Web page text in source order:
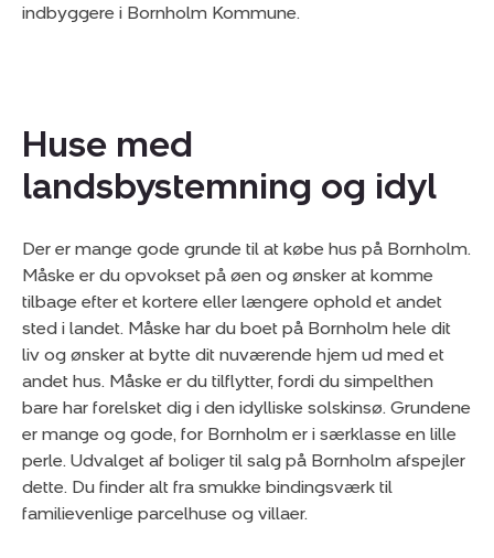
indbyggere i Bornholm Kommune.
Huse med
landsbystemning og idyl
Der er mange gode grunde til at købe hus på Bornholm.
Måske er du opvokset på øen og ønsker at komme
tilbage efter et kortere eller længere ophold et andet
sted i landet. Måske har du boet på Bornholm hele dit
liv og ønsker at bytte dit nuværende hjem ud med et
andet hus. Måske er du tilflytter, fordi du simpelthen
bare har forelsket dig i den idylliske solskinsø. Grundene
er mange og gode, for Bornholm er i særklasse en lille
perle. Udvalget af boliger til salg på Bornholm afspejler
dette. Du finder alt fra smukke bindingsværk til
familievenlige parcelhuse og villaer.